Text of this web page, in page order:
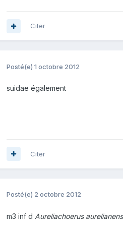
Citer
Posté(e) 1 octobre 2012
suidae également
Citer
Posté(e) 2 octobre 2012
m3 inf d Aureliachoerus